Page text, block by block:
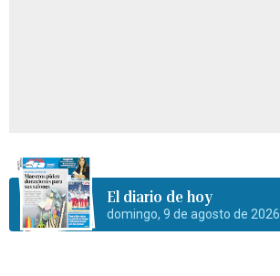
El diario de hoy
domingo, 9 de agosto de 2026